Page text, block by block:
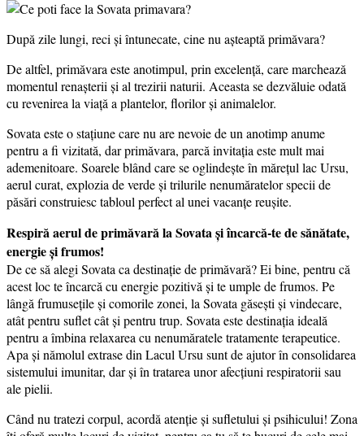
După zile lungi, reci și întunecate, cine nu așteaptă primăvara?
De altfel, primăvara este anotimpul, prin excelență, care marchează
momentul renașterii și al trezirii naturii. Aceasta se dezvăluie odată
cu revenirea la viață a plantelor, florilor și animalelor.
Sovata este o stațiune care nu are nevoie de un anotimp anume
pentru a fi vizitată, dar primăvara, parcă invitația este mult mai
ademenitoare. Soarele blând care se oglindește în mărețul lac Ursu,
aerul curat, explozia de verde și trilurile nenumăratelor specii de
păsări construiesc tabloul perfect al unei vacanțe reușite.
Respiră aerul de primăvară la Sovata și încarcă-te de sănătate,
energie și frumos!
De ce să alegi Sovata ca destinație de primăvară? Ei bine, pentru că
acest loc te încarcă cu energie pozitivă și te umple de frumos. Pe
lângă frumusețile și comorile zonei, la Sovata găsești și vindecare,
atât pentru suflet cât și pentru trup. Sovata este destinația ideală
pentru a îmbina relaxarea cu nenumăratele tratamente terapeutice.
Apa și nămolul extrase din Lacul Ursu sunt de ajutor în consolidarea
sistemului imunitar, dar și în tratarea unor afecțiuni respiratorii sau
ale pielii.
Când nu tratezi corpul, acordă atenție și sufletului și psihicului! Zona